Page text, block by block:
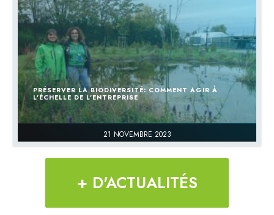
21 NOVEMBRE 2023
PRÉSERVER LA BIODIVERSITÉ: COMMENT AGIR À
L’ÉCHELLE DE L’ENTREPRISE
+ D'ACTUALITÉS